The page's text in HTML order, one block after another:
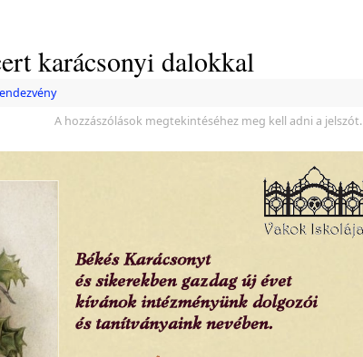
karácsonyi dalokkal
A hozzászólások megtekintéséhez meg kell adni a jelszót.